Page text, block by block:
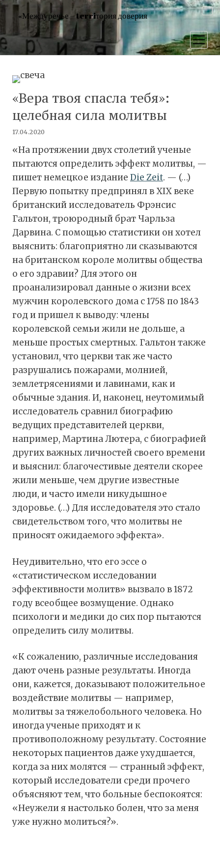
«Междуречье – terriтория доверия
меню
«Вера твоя спасла тебя»:
целебная сила молитвы
17.04.2020
«На протяжении двух столетий ученые
пытаются определить эффект молитвы, —
пишет немецкое издание Die Zeit. — (…)
Первую попытку предпринял в XIX веке
британский исследователь Фрэнсис
Гальтон, троюродный брат Чарльза
Дарвина. С помощью статистики он хотел
выяснить: благоприятно ли сказываются
на британском короле молитвы общества
о его здравии? Для этого он
проанализировал данные о жизни всех
мужчин королевского дома с 1758 по 1843
год и пришел к выводу: члены
королевской семьи жили не дольше, а
меньше простых смертных. Гальтон также
установил, что церкви так же часто
разрушались пожарами, молнией,
землетрясениями и лавинами, как и
обычные здания. И, наконец, неутомимый
исследователь сравнил биографию
ведущих представителей церкви,
например, Мартина Лютера, с биографией
других важных личностей своего времени
и выяснил: благочестивые деятели скорее
жили меньше, чем другие известные
люди, и часто имели никудышное
здоровье. (…) Для исследователя это стало
свидетельством того, что молитвы не
приносят ожидаемого эффекта».
Неудивительно, что его эссе о
«статистическом исследовании
эффективности молитв» вызвало в 1872
году всеобщее возмущение. Однако
психологи и медики до сих пор пытаются
определить силу молитвы.
«К сожалению, различные исследования
дают очень разные результаты. Иногда
они, кажется, доказывают положительное
воздействие молитвы — например,
молитвы за тяжелобольного человека. Но
иногда ученые приходят и к
противоположному результату. Состояние
некоторых пациентов даже ухудшается,
когда за них молятся — странный эффект,
который исследователи среди прочего
объясняют тем, что больные беспокоятся:
«Неужели я настолько болен, что за меня
уже нужно молиться?».